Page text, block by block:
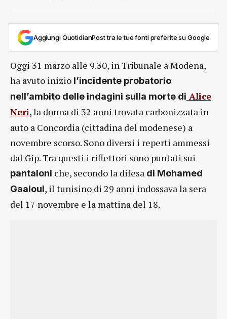
Aggiungi QuotidianPost tra le tue fonti preferite su Google
Oggi 31 marzo alle 9.30, in Tribunale a Modena,
ha avuto inizio l’incidente probatorio
nell’ambito delle indagini sulla morte di Alice
Neri, la donna di 32 anni trovata carbonizzata in
auto a Concordia (cittadina del modenese) a
novembre scorso. Sono diversi i reperti ammessi
dal Gip. Tra questi i riflettori sono puntati sui
pantaloni che, secondo la difesa di Mohamed
Gaaloul, il tunisino di 29 anni indossava la sera
del 17 novembre e la mattina del 18.